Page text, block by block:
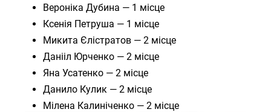
Вероніка Дубина — 1 місце
Ксенія Петруша — 1 місце
Микита Єлістратов — 2 місце
Данііл Юрченко — 2 місце
Яна Усатенко — 2 місце
Данило Кулик — 2 місце
Мілена Калиніченко — 2 місце